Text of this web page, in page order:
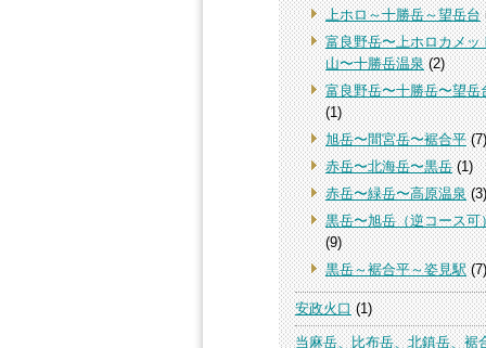
上ホロ～十勝岳～望岳台
富良野岳〜上ホロカメッ
山〜十勝岳温泉(2)
富良野岳〜十勝岳〜望岳
(1)
旭岳〜間宮岳〜裾合平(7)
赤岳〜北海岳〜黒岳(1)
赤岳〜緑岳〜高原温泉(3)
黒岳〜旭岳（逆コース可
(9)
黒岳～裾合平～姿見駅(7)
安政火口(1)
当麻岳、比布岳、北鎮岳、裾